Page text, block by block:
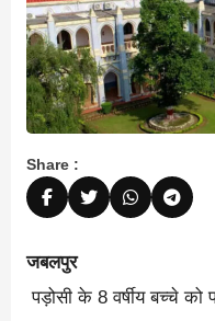
Share :
जबलपुर
पड़ोसी के 8 वर्षीय बच्चे